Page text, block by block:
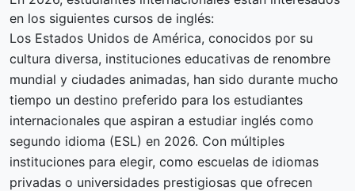
en los siguientes cursos de inglés:
Los Estados Unidos de América, conocidos por su
cultura diversa, instituciones educativas de renombre
mundial y ciudades animadas, han sido durante mucho
tiempo un destino preferido para los estudiantes
internacionales que aspiran a estudiar inglés como
segundo idioma (ESL) en 2026. Con múltiples
instituciones para elegir, como escuelas de idiomas
privadas o universidades prestigiosas que ofrecen